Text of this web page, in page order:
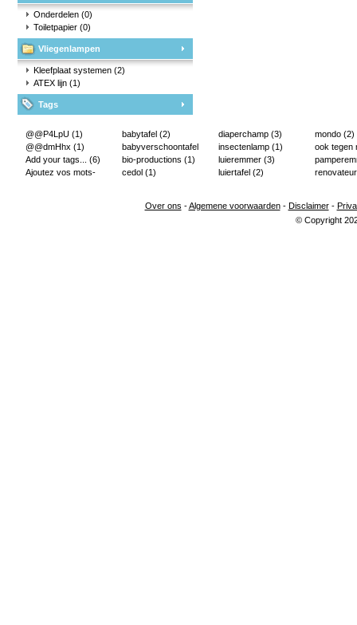
Onderdelen (0)
Toiletpapier (0)
Vliegenlampen
Kleefplaat systemen (2)
ATEX lijn (1)
Tags
@@P4LpU (1)
@@dmHhx (1)
Add your tags... (6)
Ajoutez vos mots-
babytafel (2)
babyverschoontafel
(2)
bio-productions (1)
cedol (1)
diaperchamp (3)
insectenlamp (1)
luieremmer (3)
luiertafel (2)
mondo (2)
ook tegen
Over ons -Algemene voorwaarden- Disclaimer-
© Copyright